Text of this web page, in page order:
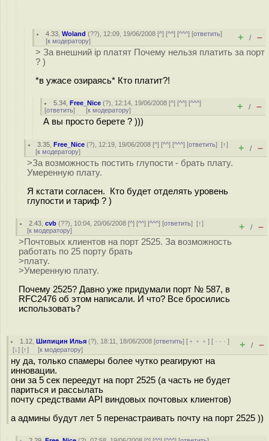
4.33 ,Woland (??), 12:09, 19/06/2008 [^] [^^] [^^^] [ответить]
[к модератору] + / –
> За внешний ip платят Почему нельзя платить за порт
? )
*в ужасе озираясь* Кто платит?!
5.34 ,Free_Nice (?), 12:14, 19/06/2008 [^] [^^] [^^^]
[ответить] [к модератору] + / –
А вы просто берете ? )))
3.35 ,Free_Nice (?), 12:19, 19/06/2008 [^] [^^] [^^^] [ответить][↑]
[к модератору] + / –
>За возможность постить глупости - брать плату.
Умеренную плату.
Я кстати согласен. Кто будет отделять уровень
глупости и тариф ? )
2.43 ,cvb (??), 10:04, 20/06/2008 [^] [^^] [^^^] [ответить][↑]
[к модератору] + / –
>Почтовых клиентов на порт 2525. За возможность
работать по 25 порту брать
>плату.
>Умеренную плату.
Почему 2525? Давно уже придумали порт № 587, в
RFC2476 об этом написали. И что? Все бросились
использовать?
1.12 ,Шипицин Илья (?), 18:11, 18/06/2008 [ответить] [ ﹢﹢﹢] [ · · ·]
[↓] [↑] [к модератору] + / –
ну да, только спамеры более чутко реагируют на
инновации.
они за 5 сек переедут на порт 2525 (а часть не будет
париться и рассылать
почту средствами API виндовых почтовых клиентов)
а админы будут лет 5 перенастраивать почту на порт 2525 ))